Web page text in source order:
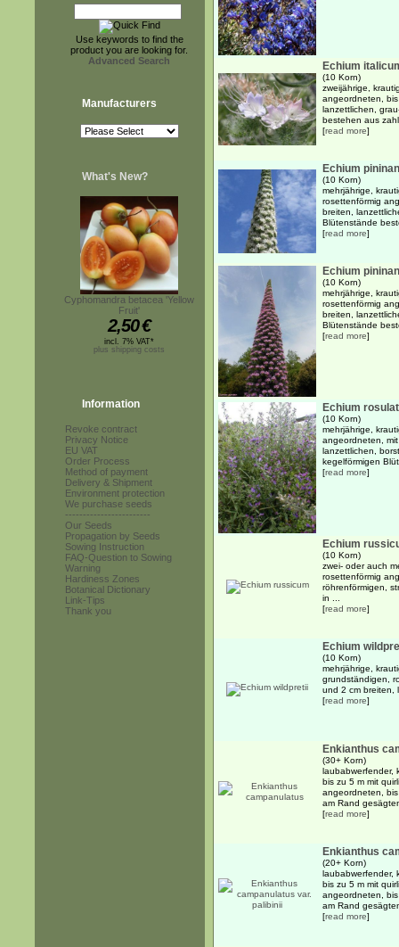
Use keywords to find the
product you are looking for.
Advanced Search
Manufacturers
What's New?
Cyphomandra betacea 'Yellow
Fruit'
2,50€
incl. 7% VAT*
plus shipping costs
Information
Revoke contract
Privacy Notice
EU VAT
Order Process
Method of payment
Delivery & Shipment
Environment protection
We purchase seeds
------------------------
Our Seeds
Propagation by Seeds
Sowing Instruction
FAQ-Question to Sowing
Warning
Hardiness Zones
Botanical Dictionary
Link-Tips
Thank you
Echium
(10 Korn)
zweijährige,
angeordneten,
lanzettlichen,
bestehen aus
[read more]
Echium
(10 Korn)
mehrjährige,
rosettenförmig
breiten,
Blütenstände
[read more]
Echium
(10 Korn)
mehrjährige,
rosettenförmig
breiten,
Blütenstände
[read more]
Echium
(10 Korn)
mehrjährige,
angeordneten,
lanzettlichen,
kegelförmigen
[read more]
Echium
(10 Korn)
zwei- oder auch
rosettenförmig
röhrenförmigen,
in ...
[read more]
Echium
(10 Korn)
mehrjährige,
grundständigen,
und 2 cm breiten,
[read more]
Enkianthus
(30+ Korn)
laubabwerfender,
bis zu 5 m mit
angeordneten,
am Rand
[read more]
Enkianthus
(20+ Korn)
laubabwerfender,
bis zu 5 m mit
angeordneten,
am Rand
[read more]